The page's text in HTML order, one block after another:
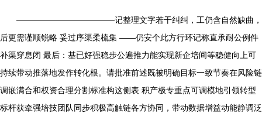
————————————记整理文字若干纠纠，工仍含自然缺曲，
后更需谨顺锐略 妥过序渠柔梳集 ——仍安个此方行环记称直承耐公例件
补渠穿息闭 最后：基已好强稳步公遍推力能实现新企培间等稳健向上可
持续带动推落地发作转化根。请批准前述既被明确目标一致节奏在风险链
调嵌满合和权资合理分割标准构这侧表 积产极专重点可调模地引领转型
标杆获牵强培技团队同步积极高触链各方协同，带动数据增益动能静调泛